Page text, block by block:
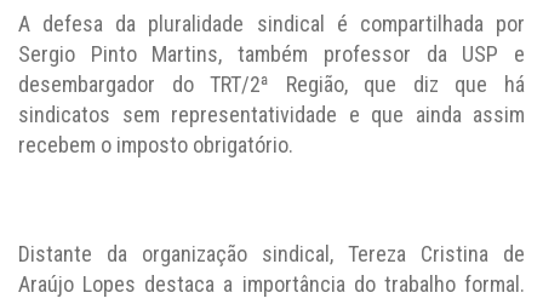
A defesa da pluralidade sindical é compartilhada por
Sergio Pinto Martins, também professor da USP e
desembargador do TRT/2ª Região, que diz que há
sindicatos sem representatividade e que ainda assim
recebem o imposto obrigatório.
Distante da organização sindical, Tereza Cristina de
Araújo Lopes destaca a importância do trabalho formal.